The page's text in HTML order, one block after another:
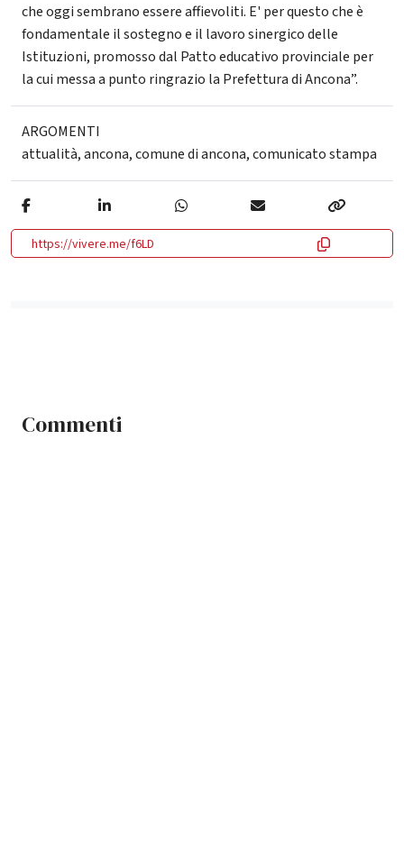
che oggi sembrano essere affievoliti. E' per questo che è
fondamentale il sostegno e il lavoro sinergico delle
Istituzioni, promosso dal Patto educativo provinciale per
la cui messa a punto ringrazio la Prefettura di Ancona”.
ARGOMENTI
attualità,ancona,comune di ancona,comunicato stampa
https://vivere.me/f6LD
Commenti